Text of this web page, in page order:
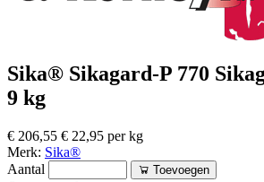
Sika® Sikagard-P 770
9 kg
€ 206,55 € 22,95 per kg
Merk: Sika®
Aantal
Toevoegen